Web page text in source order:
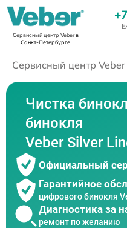
Сервисный центр Veberв
Санкт-Петербурге
Сервисный центр Veber
Чистка
бинокля
Veber Silver
Официальный
Гарантийное
цифрового бинокля
Диагностика за
ремонт по желанию